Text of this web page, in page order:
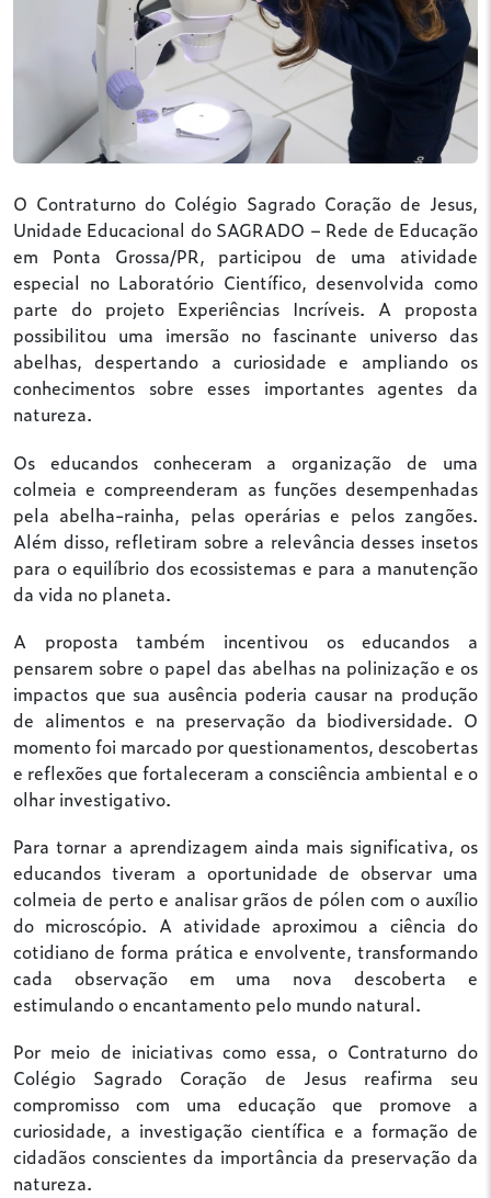
O Contraturno do Colégio Sagrado Coração de Jesus,
Unidade Educacional do SAGRADO – Rede de Educação
em Ponta Grossa/PR, participou de uma atividade
especial no Laboratório Científico, desenvolvida como
parte do projeto Experiências Incríveis. A proposta
possibilitou uma imersão no fascinante universo das
abelhas, despertando a curiosidade e ampliando os
conhecimentos sobre esses importantes agentes da
natureza.
Os educandos conheceram a organização de uma
colmeia e compreenderam as funções desempenhadas
pela abelha-rainha, pelas operárias e pelos zangões.
Além disso, refletiram sobre a relevância desses insetos
para o equilíbrio dos ecossistemas e para a manutenção
da vida no planeta.
A proposta também incentivou os educandos a
pensarem sobre o papel das abelhas na polinização e os
impactos que sua ausência poderia causar na produção
de alimentos e na preservação da biodiversidade. O
momento foi marcado por questionamentos, descobertas
e reflexões que fortaleceram a consciência ambiental e o
olhar investigativo.
Para tornar a aprendizagem ainda mais significativa, os
educandos tiveram a oportunidade de observar uma
colmeia de perto e analisar grãos de pólen com o auxílio
do microscópio. A atividade aproximou a ciência do
cotidiano de forma prática e envolvente, transformando
cada observação em uma nova descoberta e
estimulando o encantamento pelo mundo natural.
Por meio de iniciativas como essa, o Contraturno do
Colégio Sagrado Coração de Jesus reafirma seu
compromisso com uma educação que promove a
curiosidade, a investigação científica e a formação de
cidadãos conscientes da importância da preservação da
natureza.